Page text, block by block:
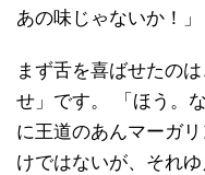
あの味じゃないか！」
まず舌を喜ばせたの
せ」です。 「ほう。
に王道のあんマーガ
けではないが、それ